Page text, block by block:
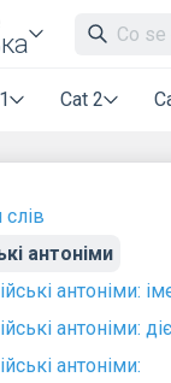
Cat 2
антоніми
антоніми:
антоніми:
антоніми: